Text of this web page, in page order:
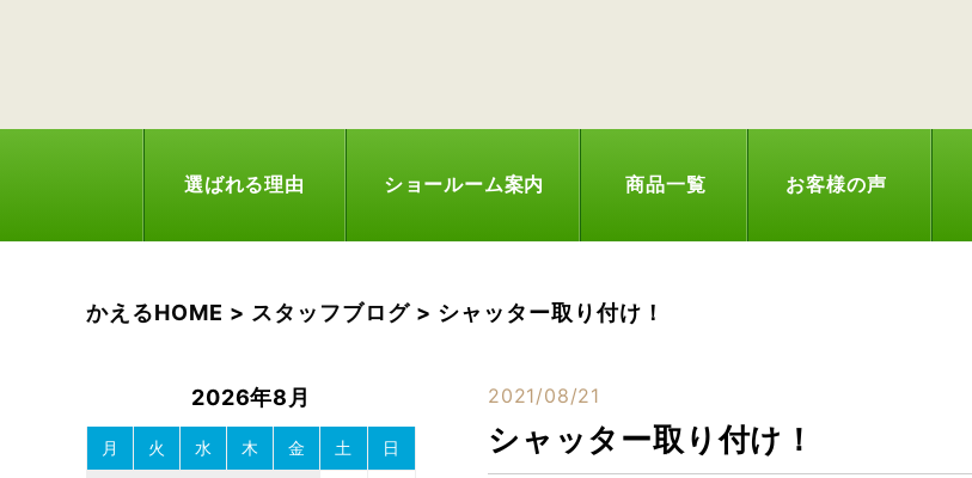
選ばれる理由 ショールーム案内 商品一覧 お客様の声
かえるHOME > スタッフブログ > シャッター取り付け！
2021/08/21
シャッター取り付け！
2026年8月
月 火 水 木 金 土 日